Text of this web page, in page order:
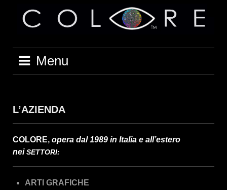
contenuto
Menu
L’AZIENDA
COLORE, opera dal 1989 in Italia e all’estero
neiSETTORI:
ARTI GRAFICHE